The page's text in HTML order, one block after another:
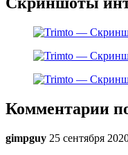
Комментарии
gimpguy 25 сентября